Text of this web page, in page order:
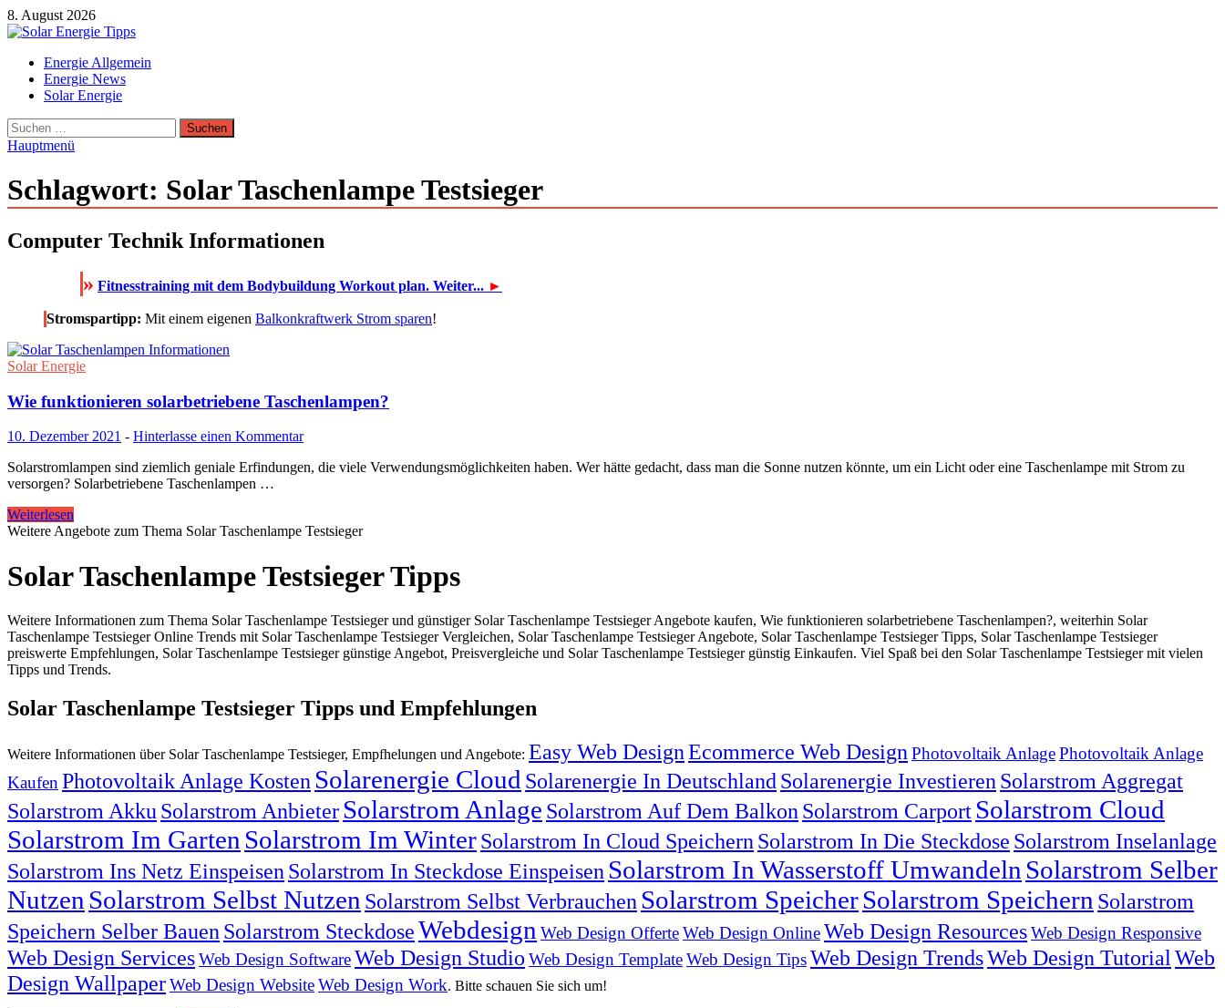
Zum
Inhalt
8. August 2026
Solar Energie Tipps
Solar Energie und Photovoltaik Informationen und Tipps
Energie Allgemein
Energie News
Solar Energie
Suchen
nach:
Hauptmenü
Schlagwort: Solar Taschenlampe Testsieger
Computer Technik Informationen
» Fitnesstraining mit dem Bodybuildung Workout plan. Weiter... ►
Stromspartipp: Mit einem eigenen Balkonkraftwerk Strom sparen!
Solar Energie
Wie funktionieren solarbetriebene Taschenlampen?
10. Dezember 2021 - Hinterlasse einen Kommentar
Solarstromlampen sind ziemlich geniale Erfindungen, die viele Verwendungsmöglichkeiten haben. Wer hätte gedacht, dass man die Sonne nutzen könnte, um ein Licht oder eine Taschenlampe mit Strom zu
versorgen? Solarbetriebene Taschenlampen …
Weiterlesen
Weitere Angebote zum Thema Solar Taschenlampe Testsieger
Solar Taschenlampe Testsieger Tipps
Weitere Informationen zum Thema Solar Taschenlampe Testsieger und günstiger Solar Taschenlampe Testsieger Angebote kaufen, Wie funktionieren solarbetriebene Taschenlampen?, weiterhin Solar
Taschenlampe Testsieger Online Trends mit Solar Taschenlampe Testsieger Vergleichen, Solar Taschenlampe Testsieger Angebote, Solar Taschenlampe Testsieger Tipps, Solar Taschenlampe Testsieger
preiswerte Empfehlungen, Solar Taschenlampe Testsieger günstige Angebot, Preisvergleiche und Solar Taschenlampe Testsieger günstig Einkaufen. Viel Spaß bei den Solar Taschenlampe Testsieger mit vielen
Tipps und Trends.
Solar Taschenlampe Testsieger Tipps und Empfehlungen
Weitere Informationen über Solar Taschenlampe Testsieger, Empfhelungen und Angebote: Easy Web DesignEcommerce Web Design Photovoltaik AnlagePhotovoltaik Anlage
Kaufen Photovoltaik Anlage Kosten Solarenergie Cloud Solarenergie In Deutschland Solarenergie Investieren Solarstrom Aggregat
Solarstrom Akku Solarstrom Anbieter Solarstrom Anlage Solarstrom Auf Dem Balkon Solarstrom Carport Solarstrom Cloud
Solarstrom Im Garten Solarstrom Im WinterSolarstrom In Cloud Speichern Solarstrom In Die Steckdose Solarstrom Inselanlage
Solarstrom Ins Netz Einspeisen Solarstrom In Steckdose Einspeisen Solarstrom In Wasserstoff Umwandeln Solarstrom Selber
Nutzen Solarstrom Selbst Nutzen Solarstrom Selbst Verbrauchen Solarstrom SpeicherSolarstrom Speichern Solarstrom
Speichern Selber Bauen Solarstrom SteckdoseWebdesign Web Design OfferteWeb Design OnlineWeb Design ResourcesWeb Design Responsive
Web Design ServicesWeb Design SoftwareWeb Design Studio Web Design TemplateWeb Design TipsWeb Design TrendsWeb Design Tutorial Web
Design WallpaperWeb Design WebsiteWeb Design Work. Bitte schauen Sie sich um!